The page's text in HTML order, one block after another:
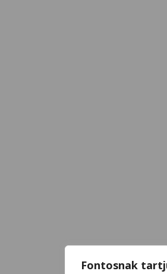
Fontosnak